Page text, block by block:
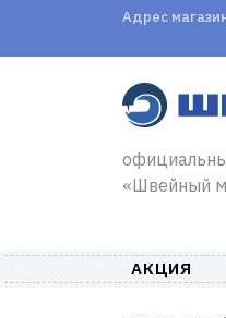
Адрес
«Швейный
АКЦИЯ